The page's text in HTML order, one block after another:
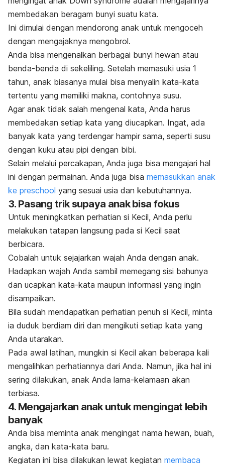
membedakan beragam bunyi suatu kata.
Ini dimulai dengan mendorong anak untuk mengoceh
dengan mengajaknya mengobrol.
Anda bisa mengenalkan berbagai bunyi hewan atau
benda-benda di sekeliling. Setelah memasuki usia 1
tahun, anak biasanya mulai bisa menyalin kata-kata
tertentu yang memiliki makna, contohnya susu.
Agar anak tidak salah mengenal kata, Anda harus
membedakan setiap kata yang diucapkan. Ingat, ada
banyak kata yang terdengar hampir sama, seperti susu
dengan kuku atau pipi dengan bibi.
Selain melalui percakapan, Anda juga bisa mengajari hal
ini dengan permainan. Anda juga bisa memasukkan anak
ke preschool yang sesuai usia dan kebutuhannya.
3. Pasang trik supaya anak bisa fokus
Untuk meningkatkan perhatian si Kecil, Anda perlu
melakukan tatapan langsung pada si Kecil saat
berbicara.
Cobalah untuk sejajarkan wajah Anda dengan anak.
Hadapkan wajah Anda sambil memegang sisi bahunya
dan ucapkan kata-kata maupun informasi yang ingin
disampaikan.
Bila sudah mendapatkan perhatian penuh si Kecil, minta
ia duduk berdiam diri dan mengikuti setiap kata yang
Anda utarakan.
Pada awal latihan, mungkin si Kecil akan beberapa kali
mengalihkan perhatiannya dari Anda. Namun, jika hal ini
sering dilakukan, anak Anda lama-kelamaan akan
terbiasa.
4. Mengajarkan anak untuk mengingat lebih
banyak
Anda bisa meminta anak mengingat nama hewan, buah,
angka, dan kata-kata baru.
Kegiatan ini bisa dilakukan lewat kegiatan membaca